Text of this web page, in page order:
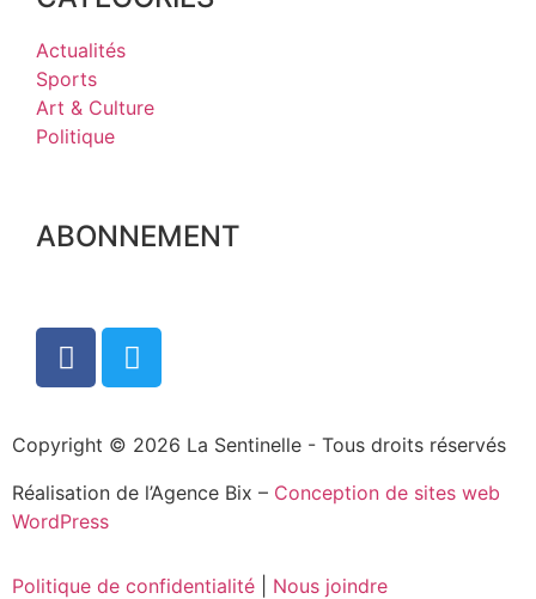
Actualités
Sports
Art & Culture
Politique
ABONNEMENT
Copyright © 2026 La Sentinelle - Tous droits réservés
Réalisation de l’Agence Bix – Conception de sites web
WordPress
Politique de confidentialité Nous joindre